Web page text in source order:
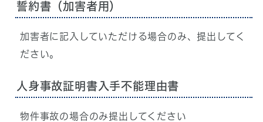
誓約書（加害者用）
加害者に記入していただける場合のみ、提出してく
ださい。
人身事故証明書入手不能理由書
物件事故の場合のみ提出してください